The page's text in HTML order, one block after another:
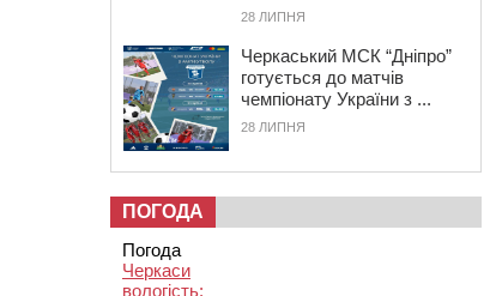
28 ЛИПНЯ
Черкаський МСК “Дніпро”
готується до матчів
чемпіонату України з ...
28 ЛИПНЯ
ПОГОДА
Погода
Черкаси
вологість: